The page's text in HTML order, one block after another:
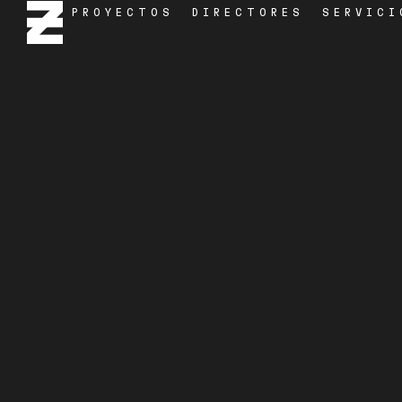
PROYECTOS DIRECTORES